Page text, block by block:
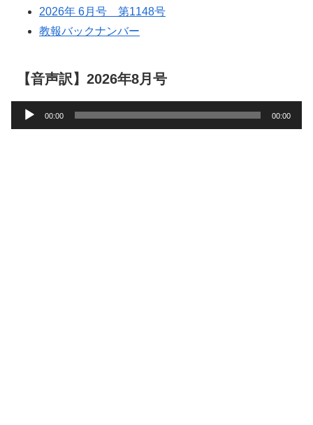
2026年 6月号 第1148号
教報バックナンバー
【音声訳】2026年8月号
声
00:00 00:00